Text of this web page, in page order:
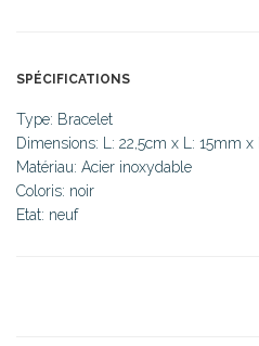
SPÉCIFICATIONS
Type: Bracelet
Dimensions: L: 22,5cm x L: 15mm x
Matériau: Acier inoxydable
Coloris: noir
Etat: neuf